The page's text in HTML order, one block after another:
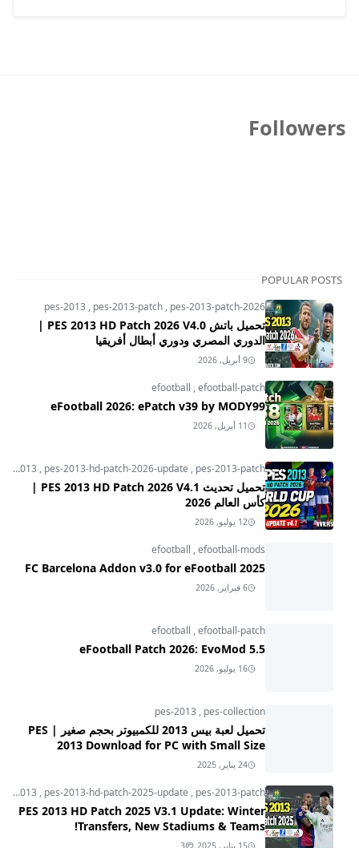
Followers
POPULAR POSTS
pes-2013 , pes-2013-patch, pes-2013-patch-2026
تحميل باتش PES 2013 HD Patch 2026 V4.0 |
الدوري المصري ودوري أبطال أفريقيا
9 أبريل, 2026
efootball ,efootball-patch
eFootball 2026: ePatch v39 by MODY99
11 أبريل, 2026
pes-2013 , pes-2013-hd-patch-2026-update , pes-2013-patch
تحميل تحديث PES 2013 HD Patch 2026 V4.1 |
كأس العالم 2026
12 يوليو, 2026
efootball ,efootball-mods
FC Barcelona Addon v3.0 for eFootball 2025
6 فبراير, 2026
efootball ,efootball-patch
eFootball Patch 2026: EvoMod 5.5
16 يوليو, 2026
pes-2013 , pes-collection
تحميل لعبة بيس 2013 للكمبيوتر بحجم صغير | PES
2013 Download for PC with Small Size
24 يناير, 2025
pes-2013 , pes-2013-hd-patch-2025-update , pes-2013-patch
PES 2013 HD Patch 2025 V3.1 Update: Winter
Transfers, New Stadiums & Teams!